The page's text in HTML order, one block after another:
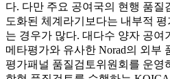
다. 다만 주요 공여국의 현행 품질
도화된 체계라기보다는 내부적
는 경우가 많다. 대다수 양자 공여
메타평가와 유사한 Norad의 외부
평가패널 품질검토위원회를 운영